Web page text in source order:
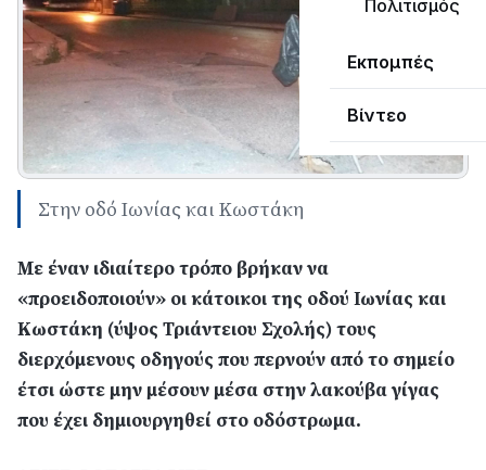
Πολιτισμός
Εκπομπές
Βίντεο
Στην οδό Ιωνίας και Κωστάκη
Με έναν ιδιαίτερο τρόπο βρήκαν να
«προειδοποιούν» οι κάτοικοι της οδού Ιωνίας και
Κωστάκη (ύψος Τριάντειου Σχολής) τους
διερχόμενους οδηγούς που περνούν από το σημείο
έτσι ώστε μην μέσουν μέσα στην λακούβα γίγας
που έχει δημιουργηθεί στο οδόστρωμα.